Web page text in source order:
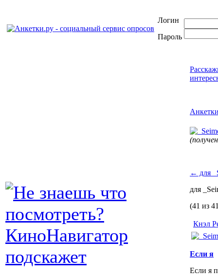
Логин
Пароль
← для
для
(41 из
Кнэл
Если я
Если я